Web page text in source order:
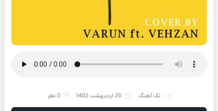
تک آهنگ 20 اردیبهشت 1402 0 نظر